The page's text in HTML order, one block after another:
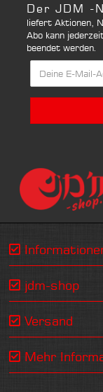
Der JDM
liefert Aktionen,
Abo kann
beendet werden.
jdm-shop
Versand
Mehr